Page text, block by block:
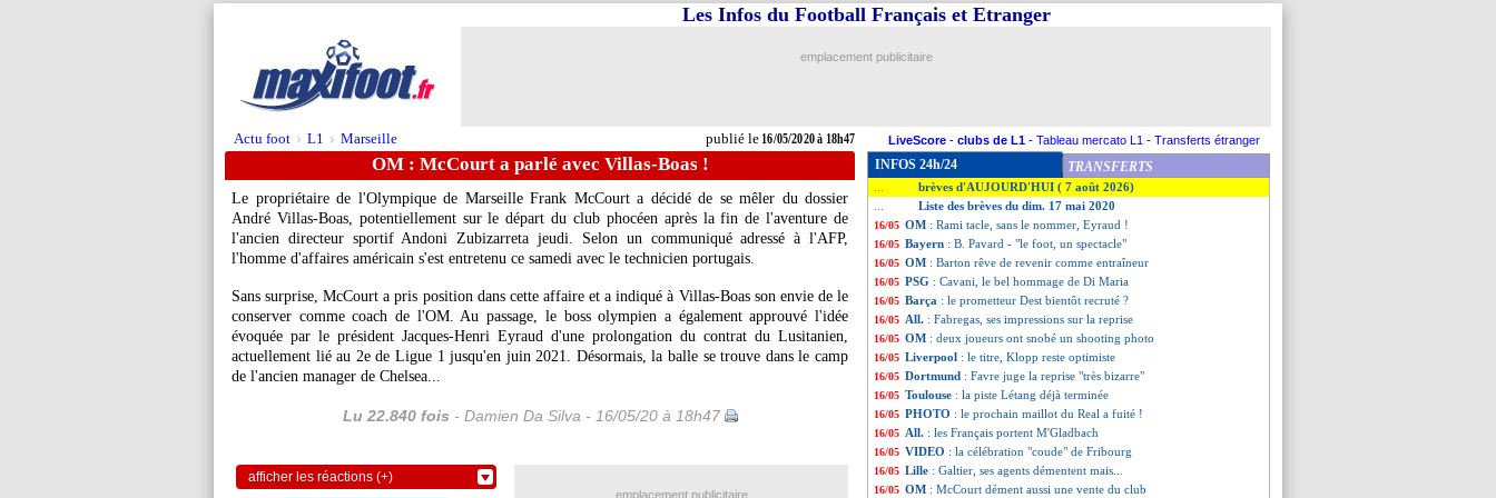
Actu foot > L1 > Marseille publié le16/05/2020 à 18h47
Les Infos du Football Français et Etranger
emplacement publicitaire
LiveScore - clubs de L1 - Tableau mercato L1 - Transferts étranger
OM : McCourt a parlé avec Villas-Boas !
Le propriétaire de l'Olympique de Marseille Frank McCourt a décidé de se mêler du dossier
André Villas-Boas, potentiellement sur le départ du club phocéen après la fin de l'aventure de
l'ancien directeur sportif Andoni Zubizarreta jeudi. Selon un communiqué adressé à l'AFP,
l'homme d'affaires américain s'est entretenu ce samedi avec le technicien portugais.
Sans surprise, McCourt a pris position dans cette affaire et a indiqué à Villas-Boas son envie de le
conserver comme coach de l'OM. Au passage, le boss olympien a également approuvé l'idée
évoquée par le président Jacques-Henri Eyraud d'une prolongation du contrat du Lusitanien,
actuellement lié au 2e de Ligue 1 jusqu'en juin 2021. Désormais, la balle se trouve dans le camp
de l'ancien manager de Chelsea...
Lu 22.840 fois - Damien Da Silva - 16/05/20 à 18h47
afficher les réactions (+)
INFOS 24h/24 TRANSFERTS
brèves d'AUJOURD'HUI ( 7 août 2026)
Liste des brèves du dim. 17 mai 2020
16/05 OM : Rami tacle, sans le nommer, Eyraud !
16/05 Bayern : B. Pavard - "le foot, un spectacle"
16/05 OM : Barton rêve de revenir comme entraîneur
16/05 PSG : Cavani, le bel hommage de Di Maria
16/05 Barça : le prometteur Dest bientôt recruté ?
16/05 All. : Fabregas, ses impressions sur la reprise
16/05 OM : deux joueurs ont snobé un shooting photo
16/05 Liverpool : le titre, Klopp reste optimiste
16/05 Dortmund : Favre juge la reprise "très bizarre"
16/05 Toulouse : la piste Létang déjà terminée
16/05 PHOTO : le prochain maillot du Real a fuité !
16/05 All. : les Français portent M'Gladbach
16/05 VIDEO : la célébration "coude" de Fribourg
16/05 Lille : Galtier, ses agents démentent mais...
16/05 OM : McCourt dément aussi une vente du club
emplacement publicitaire